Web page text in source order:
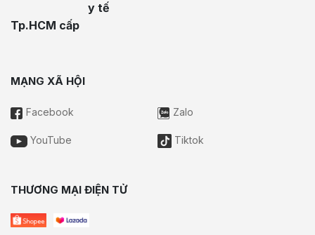
y tế
Tp.HCM cấp
MẠNG XÃ HỘI
Facebook Zalo
YouTube Tiktok
THƯƠNG MẠI ĐIỆN TỬ